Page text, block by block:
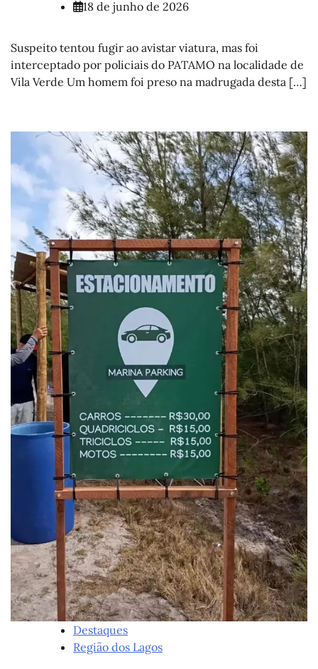
18 de junho de 2026
Suspeito tentou fugir ao avistar viatura, mas foi
interceptado por policiais do PATAMO na localidade de
Vila Verde Um homem foi preso na madrugada desta […]
Destaques
Região dos Lagos